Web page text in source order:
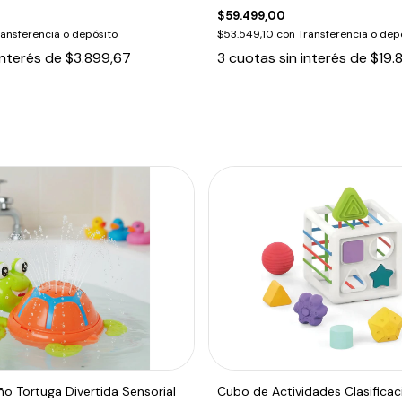
o depósito
de $3.899,67
$59.499,00
$53.549,10 con Transferencia o
3 cuotas sin interés de
Tortuga Divertida Sensorial Cubo de Actividades